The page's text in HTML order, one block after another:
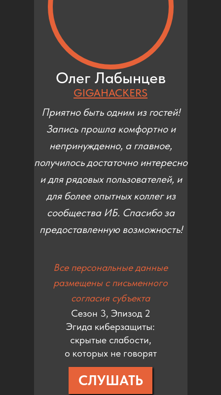
Приятно быть одним из гостей!
Запись прошла комфортно и
непринужденно, а главное,
получилось достаточно интересно
и для рядовых пользователей, и
для более опытных коллег из
сообщества ИБ. Спасибо за
предоставленную возможность!
Сезон 3, Эпизод 2
Эгида киберзащиты:
скрытые слабости,
о которых не говорят
Олег Лабынцев
GIGAHACKERS
СЛУШАТЬ
Все персональные данные
размещены с письменного
согласия субъекта